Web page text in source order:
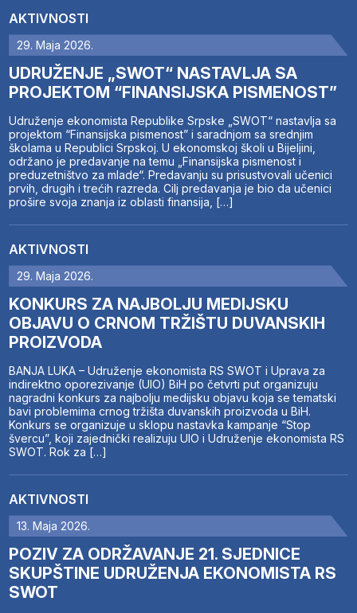
AKTIVNOSTI
29. Maja 2026.
UDRUŽENJE „SWOT“ NASTAVLJA SA
PROJEKTOM “FINANSIJSKA PISMENOST”
Udruženje ekonomista Republike Srpske „SWOT“ nastavlja sa
projektom “Finansijska pismenost” i saradnjom sa srednjim
školama u Republici Srpskoj. U ekonomskoj školi u Bijeljini,
održano je predavanje na temu „Finansijska pismenost i
preduzetništvo za mlade“. Predavanju su prisustvovali učenici
prvih, drugih i trećih razreda. Cilj predavanja je bio da učenici
prošire svoja znanja iz oblasti finansija, […]
AKTIVNOSTI
29. Maja 2026.
KONKURS ZA NAJBOLJU MEDIJSKU
OBJAVU O CRNOM TRŽIŠTU DUVANSKIH
PROIZVODA
BANJA LUKA – Udruženje ekonomista RS SWOT i Uprava za
indirektno oporezivanje (UIO) BiH po četvrti put organizuju
nagradni konkurs za najbolju medijsku objavu koja se tematski
bavi problemima crnog tržišta duvanskih proizvoda u BiH.
Konkurs se organizuje u sklopu nastavka kampanje “Stop
švercu”, koji zajednički realizuju UIO i Udruženje ekonomista RS
SWOT. Rok za […]
AKTIVNOSTI
13. Maja 2026.
POZIV ZA ODRŽAVANJE 21. SJEDNICE
SKUPŠTINE UDRUŽENJA EKONOMISTA RS
SWOT